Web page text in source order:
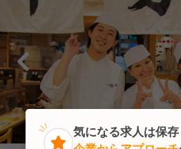
気になる求人は保存